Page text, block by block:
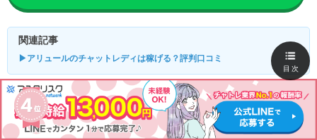
関連記事
▶アリュールのチャットレディは稼げる？評判口コミ
ブライトグループ仙台店
全国70店舗展開の老舗チャトレ事務所
目次